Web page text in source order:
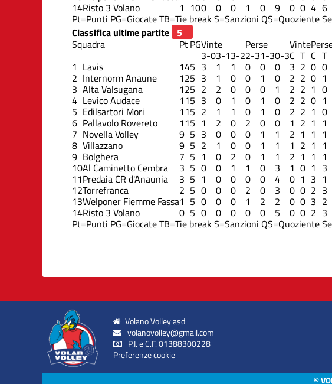
14Risto 3 Volano 1 100 0 0 1 0 9 0 0 4 6
Pt=Punti PG=GiocateTB=Tie breakS=Sanzioni QS=Quoziente
Classifica ultime partite
Squadra
PtPGVinte Perse Vinte
3-03-13-22-31-30-3C T C T
1 Lavis 145 3 1 1 0 0 0 3 2 0 0
2 Internorm Anaune 125 3 1 0 0 1 0 2 2 0 1
3 Alta Valsugana 125 2 2 0 0 0 1 2 2 1 0
4 Levico Audace 115 3 0 1 0 1 0 2 2 0 1
5 Edilsartori Mori 115 2 1 1 0 1 0 2 2 1 0
6 Pallavolo Rovereto 115 1 2 0 2 0 0 1 2 1 1
7 Novella Volley 9 5 3 0 0 0 1 1 2 1 1 1
8 Villazzano 9 5 2 1 0 0 1 1 1 2 1 1
9 Bolghera 7 5 1 0 2 0 1 1 2 1 1 1
10Al Caminetto Cembra 3 5 0 0 1 1 0 3 1 0 1 3
11Predaia CR d'Anaunia 3 5 1 0 0 0 0 4 0 1 3 1
12Torrefranca 2 5 0 0 0 2 0 3 0 0 2 3
13Welponer Fiemme Fassa1 5 0 0 0 1 2 2 0 0 3 2
14Risto 3 Volano 0 5 0 0 0 0 0 5 0 0 2 3
Pt=Punti PG=GiocateTB=Tie breakS=Sanzioni QS=Quoziente
Volano Volley asd
volanovolley@gmail.com
P.I. e C.F. 01388300228
Preferenze cookie
©